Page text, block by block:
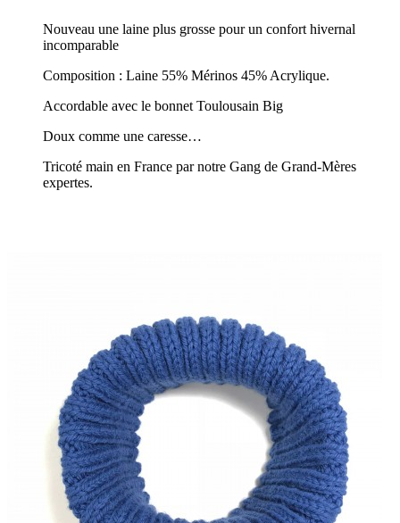
Nouveau une laine plus grosse pour un confort hivernal
incomparable
Composition : Laine 55% Mérinos 45% Acrylique.
Accordable avec le bonnet Toulousain Big
Doux comme une caresse…
Tricoté main en France par notre Gang de Grand-Mères
expertes.